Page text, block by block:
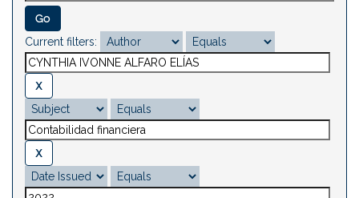
Current filters: